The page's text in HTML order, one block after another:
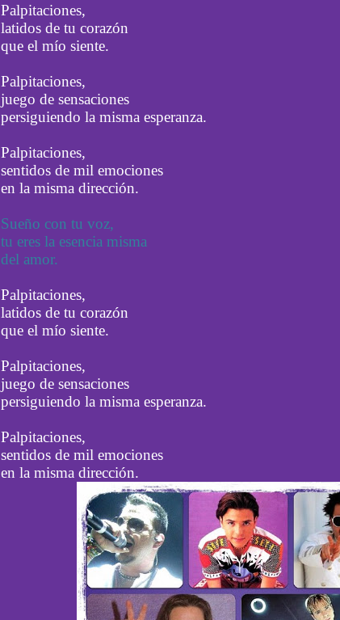
Palpitaciones,
latidos de tu corazón
que el mío siente.
Palpitaciones,
juego de sensaciones
persiguiendo la misma esperanza.
Palpitaciones,
sentidos de mil emociones
en la misma dirección.
Sueño con tu voz,
tu eres la esencia misma
del amor.
Palpitaciones,
latidos de tu corazón
que el mío siente.
Palpitaciones,
juego de sensaciones
persiguiendo la misma esperanza.
Palpitaciones,
sentidos de mil emociones
en la misma dirección.